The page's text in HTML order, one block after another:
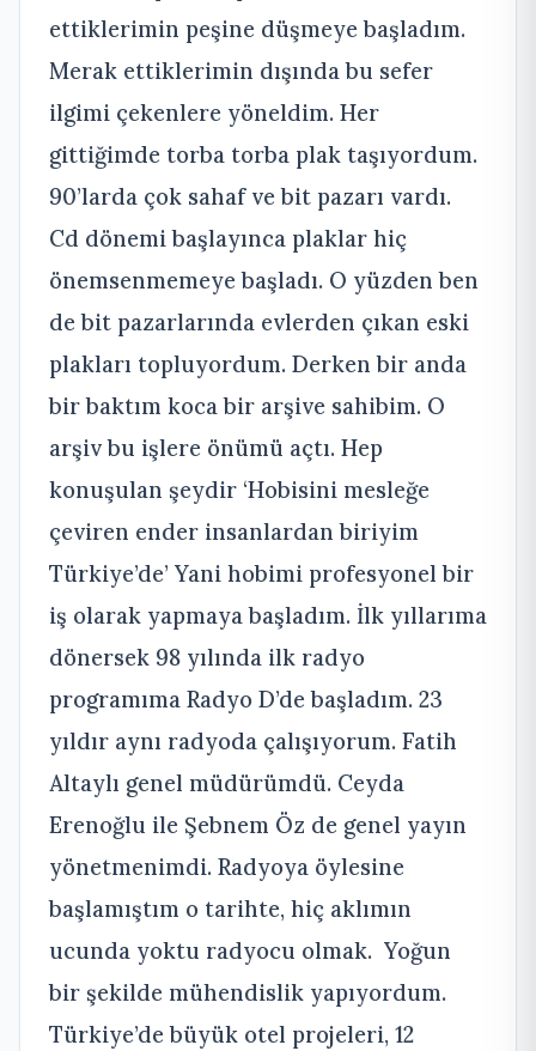
ettiklerimin peşine düşmeye başladım.
Merak ettiklerimin dışında bu sefer
ilgimi çekenlere yöneldim. Her
gittiğimde torba torba plak taşıyordum.
90’larda çok sahaf ve bit pazarı vardı.
Cd dönemi başlayınca plaklar hiç
önemsenmemeye başladı. O yüzden ben
de bit pazarlarında evlerden çıkan eski
plakları topluyordum. Derken bir anda
bir baktım koca bir arşive sahibim. O
arşiv bu işlere önümü açtı. Hep
konuşulan şeydir ‘Hobisini mesleğe
çeviren ender insanlardan biriyim
Türkiye’de’ Yani hobimi profesyonel bir
iş olarak yapmaya başladım. İlk yıllarıma
dönersek 98 yılında ilk radyo
programıma Radyo D’de başladım. 23
yıldır aynı radyoda çalışıyorum. Fatih
Altaylı genel müdürümdü. Ceyda
Erenoğlu ile Şebnem Öz de genel yayın
yönetmenimdi. Radyoya öylesine
başlamıştım o tarihte, hiç aklımın
ucunda yoktu radyocu olmak. Yoğun
bir şekilde mühendislik yapıyordum.
Türkiye’de büyük otel projeleri, 12